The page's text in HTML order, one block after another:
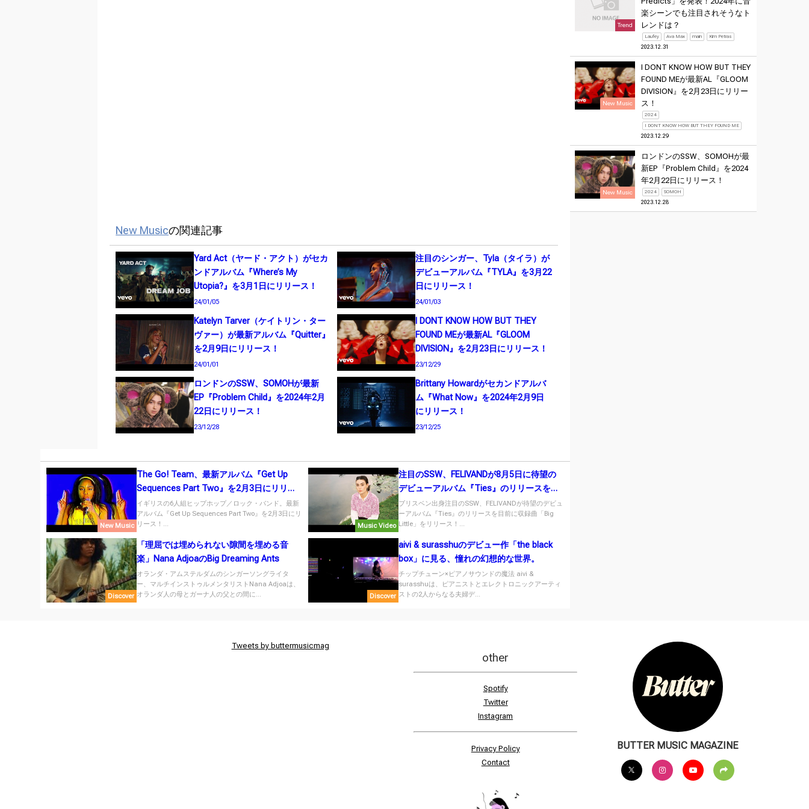
New Musicの関連記事
Yard Act（ヤード・アクト）がセカ
ンドアルバム『Where’s My
Utopia?』を3月1日にリリース！
24/01/05
注目のシンガー、Tyla（タイラ）が
デビューアルバム『TYLA』を3月22
日にリリース！
24/01/03
Katelyn Tarver（ケイトリン・ター
ヴァー）が最新アルバム『Quitter』
を2月9日にリリース！
24/01/01
I DONT KNOW HOW BUT THEY
FOUND MEが最新AL『GLOOM
DIVISION』を2月23日にリリース！
23/12/29
ロンドンのSSW、SOMOHが最新
EP『Problem Child』を2024年2月
22日にリリース！
23/12/28
Brittany Howardがセカンドアルバ
ム『What Now』を2024年2月9日
にリリース！
23/12/25
New Music
The Go! Team、最新アルバム『Get Up
Sequences Part Two』を2月3日にリリー
ス！
イギリスの6人組ヒップホップ／ロック・バンド。最新
アルバム『Get Up Sequences Part Two』を2月3日にリ
リース！...
Music Video
注目のSSW、FELIVANDが8月5日に待望の
デビューアルバム『Ties』のリリースを発
表！
ブリスベン出身注目のSSW、FELIVANDが待望のデビュ
ーアルバム『Ties』のリリースを目前に収録曲「Big
Little」をリリース！...
Discover
「理屈では埋められない隙間を埋める音
楽」Nana AdjoaのBig Dreaming Ants
オランダ・アムステルダムのシンガーソングライタ
ー、マルチインストゥルメンタリストNana Adjoaは、
オランダ人の母とガーナ人の父との間に...
Discover
aivi & surasshuのデビュー作「the black
box」に見る、憧れの幻想的な世界。
チップチューン×ピアノサウンドの魔法 aivi &
surasshuは、ピアニストとエレクトロニックアーティ
ストの2人からなる夫婦デ...
Trend
楽シーンでも注目されそうなト
レンドは？
Laufey Ava Max main Kim Petras
2023.12.31
New Music
I DONT KNOW HOW BUT THEY
FOUND MEが最新AL『GLOOM
DIVISION』を2月23日にリリー
ス！
2024
I DONT KNOW HOW BUT THEY FOUND ME
2023.12.29
New Music
ロンドンのSSW、SOMOHが最
新EP『Problem Child』を2024
年2月22日にリリース！
2024 SOMOH
2023.12.28
Tweets by buttermusicmag
other
Spotify
Twitter
Instagram
Privacy Policy
Contact
BUTTER MUSIC MAGAZINE